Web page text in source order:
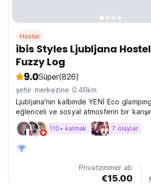
Hostel
ibis Styles Ljubljana
Fuzzy Log
9.0Süper(826)
şehir merkezine 0.46km
Ljubljana'nın kalbinde YENİ Eco
eğlenceli ve sosyal atmosferin bir
110+ kalmak 7 olaylar
Privatzimmer ab
€15.00